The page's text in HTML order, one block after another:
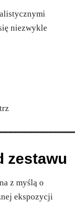
niezwykle
zestawu
z myślą o
ekspozycji